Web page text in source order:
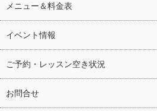
メニュー＆料金表
イベント情報
ご予約・レッスン空き状況
お問合せ